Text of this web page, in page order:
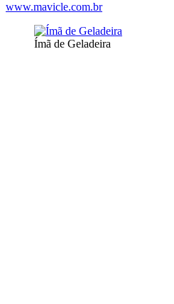
www.mavicle.com.br
Ímã de Geladeira